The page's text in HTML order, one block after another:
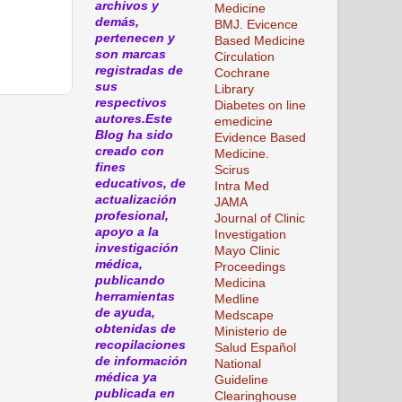
archivos y
demás,
pertenecen y
son marcas
registradas de
sus
respectivos
autores.Este
Blog ha sido
creado con
fines
educativos, de
actualización
profesional,
apoyo a la
investigación
médica,
publicando
herramientas
de ayuda,
obtenidas de
recopilaciones
de información
médica ya
publicada en
Medicine
BMJ. Evicence
Based Medicine
Circulation
Cochrane
Library
Diabetes on line
emedicine
Evidence Based
Medicine.
Scirus
Intra Med
JAMA
Journal of Clinic
Investigation
Mayo Clinic
Proceedings
Medicina
Medline
Medscape
Ministerio de
Salud Español
National
Guideline
Clearinghouse